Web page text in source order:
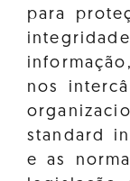
para
nos
standard
e as